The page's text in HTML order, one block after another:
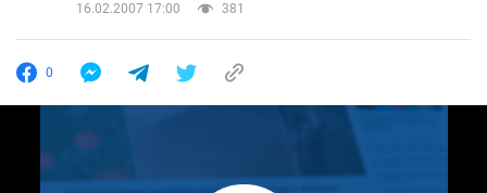
16.02.2007 17:00
381
0